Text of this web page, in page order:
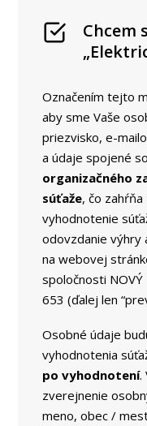
Chcem
Označením tejto
aby sme Vaše
priezvisko, e-
a údaje spojené
organizačného
súťaže, čo
vyhodnotenie
odovzdanie výhry
na webovej
spoločnosti NOVÝ
653 (ďalej len
Osobné údaje
vyhodnotenia
po vyhodnotení.
zverejnenie
meno, obec /